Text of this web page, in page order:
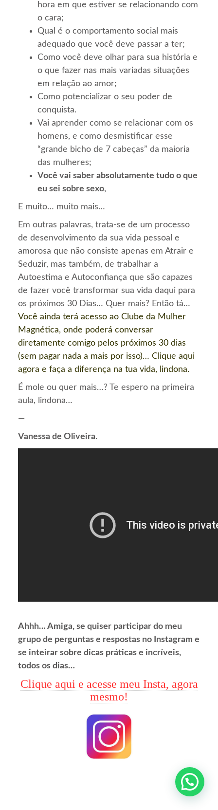
hora em que estiver se relacionando com
o cara;
Qual é o comportamento social mais
adequado que você deve passar a ter;
Como você deve olhar para sua história e
o que fazer nas mais variadas situações
em relação ao amor;
Como potencializar o seu poder de
conquista.
Vai aprender como se relacionar com os
homens, e como desmistificar esse
“grande bicho de 7 cabeças” da maioria
das mulheres;
Você vai saber absolutamente tudo o que
eu sei sobre sexo,
E muito… muito mais…
Em outras palavras, trata-se de um processo
de desenvolvimento da sua vida pessoal e
amorosa que não consiste apenas em Atrair e
Seduzir, mas também, de trabalhar a
Autoestima e Autoconfiança que são capazes
de fazer você transformar sua vida daqui para
os próximos 30 Dias… Quer mais? Então tá…
Você ainda terá acesso ao Clube da Mulher
Magnética, onde poderá conversar
diretamente comigo pelos próximos 30 dias
(sem pagar nada a mais por isso)… Clique aqui
agora e faça a diferença na tua vida, lindona.
É mole ou quer mais…? Te espero na primeira
aula, lindona…
—
Vanessa de Oliveira.
Ahhh… Amiga, se quiser participar do meu
grupo de perguntas e respostas no Instagram e
se inteirar sobre dicas práticas e incríveis,
todos os dias…
Clique aqui e acesse meu Insta, agora
mesmo!